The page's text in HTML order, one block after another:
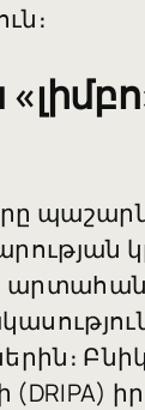
Բնիկ
(DRIPA)